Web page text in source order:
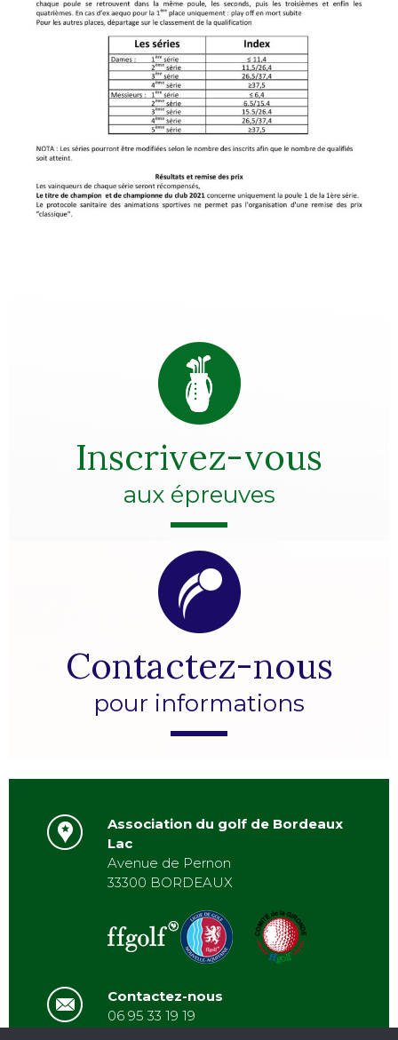
Inscrivez-vous
aux épreuves
Contactez-nous
pour informations
Association du golf de Bordeaux
Lac
Avenue de Pernon
33300 BORDEAUX
Contactez-nous
06 95 33 19 19